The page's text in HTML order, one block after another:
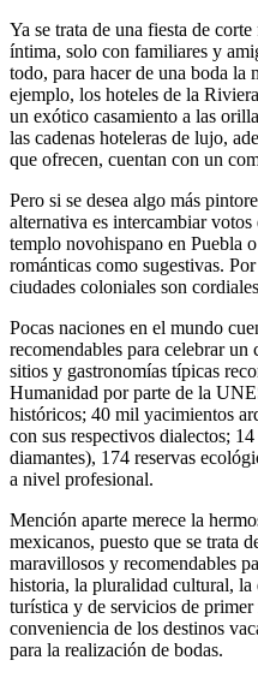
Ya se trata de una fiesta de
íntima, solo con familiares y
todo, para hacer de una boda la
ejemplo, los hoteles de la
un exótico casamiento a las
las cadenas hoteleras de lujo,
que ofrecen, cuentan con un
Pero si se desea algo más
alternativa es intercambiar
templo novohispano en Puebla
románticas como sugestivas.
ciudades coloniales son
Pocas naciones en el mundo
recomendables para celebrar
sitios y gastronomías típicas
Humanidad por parte de la
históricos; 40 mil yacimientos
con sus respectivos dialectos;
diamantes), 174 reservas
a nivel profesional.
Mención aparte merece la
mexicanos, puesto que se trata
maravillosos y recomendables
historia, la pluralidad cultural, la
turística y de servicios de
conveniencia de los destinos
para la realización de bodas.